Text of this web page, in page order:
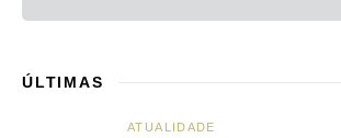
ÚLTIMAS
ATUALIDADE